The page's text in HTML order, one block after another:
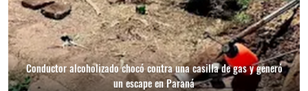
Conductor alcoholizado chocó contra una casilla de gas y generó
un escape en Paraná